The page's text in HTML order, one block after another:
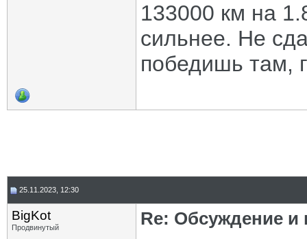
133000 км на
сильнее. Не
победишь там,
25.11.2023, 12:30
BigKot
Продвинутый
Re: Обсуждение